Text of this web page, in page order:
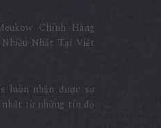
Chính Hãng
Nhất Tại Việt
luôn nhận được sự
nhất từ những tín đồ